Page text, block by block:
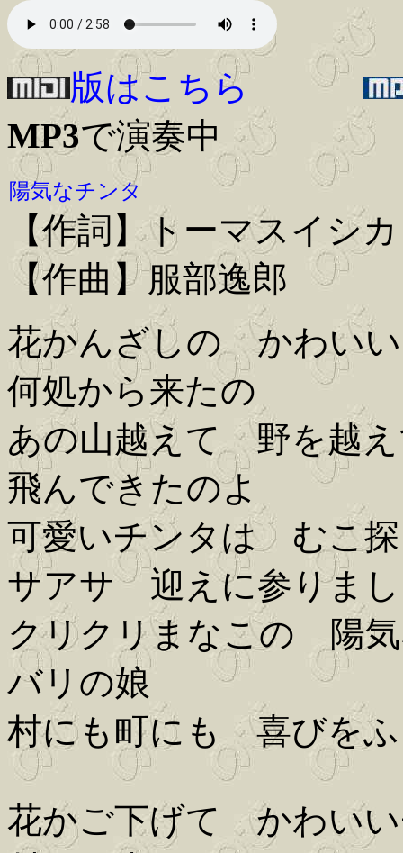
版はこちら
MP3で演奏中
陽気なチンタ
【作詞】トーマスイシ
【作曲】服部逸郎
花かんざしの かわい
何処から来たの
あの山越えて 野を越
飛んできたのよ
可愛いチンタは むこ
サアサ 迎えに参りま
クリクリまなこの 陽
バリの娘
村にも町にも 喜びをふ
花かご下げて かわい